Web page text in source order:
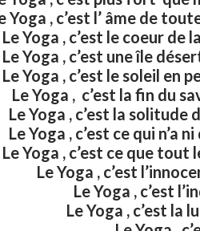
, c’est l’ âme de
, c’est le coeur
, c’est une île
, c’est le soleil en
, c’est la fin
, c’est la solitude de
, c’est ce qui n’a ni
, c’est ce que tout le
Yoga , c’est
Le Yoga , c’est
, c’est la